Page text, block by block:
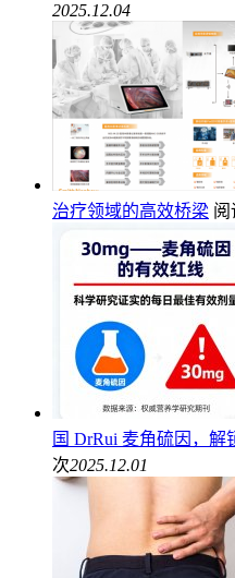
2025.12.04
治疗领域的高效桥梁 阅
国 DrRui 麦角硫因，
次2025.12.01